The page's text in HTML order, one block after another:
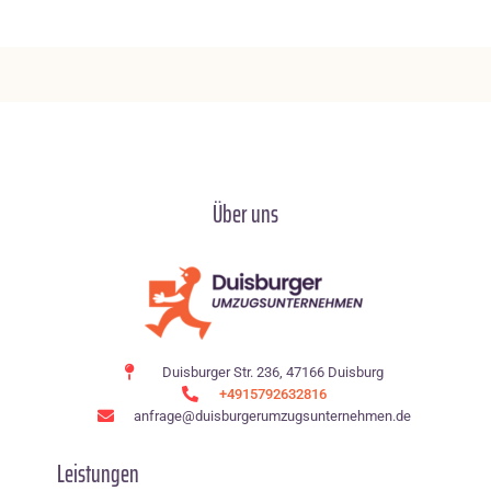
Über uns
Duisburger Str. 236, 47166 Duisburg
+4915792632816
anfrage@duisburgerumzugsunternehmen.de
Leistungen